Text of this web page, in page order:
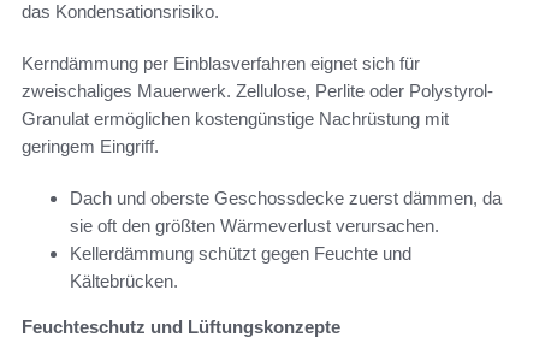
das Kondensationsrisiko.
Kerndämmung per Einblasverfahren eignet sich für
zweischaliges Mauerwerk. Zellulose, Perlite oder Polystyrol-
Granulat ermöglichen kostengünstige Nachrüstung mit
geringem Eingriff.
Dach und oberste Geschossdecke zuerst dämmen, da
sie oft den größten Wärmeverlust verursachen.
Kellerdämmung schützt gegen Feuchte und
Kältebrücken.
Feuchteschutz und Lüftungskonzepte